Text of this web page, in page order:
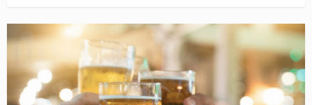
như Hà Nội, TP.HCM … sẽ nhận giữ xe qua đêm và
phân công người đưa khách bị say rượu, bia về tận
nhà. Liệu đây có là giải pháp an toàn, hãy cùng Thiên
Tâm tìm hiểu nhé!